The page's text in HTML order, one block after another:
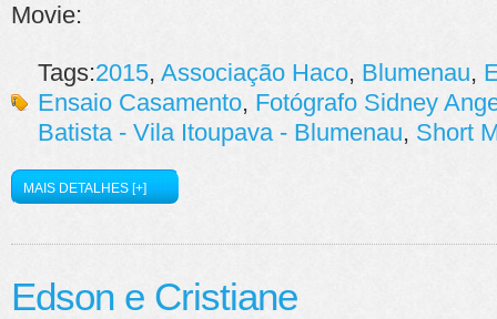
Movie:
Tags:2015, Associação Haco, Blumenau,
Ensaio Casamento, Fotógrafo Sidney
Batista - Vila Itoupava - Blumenau, Short
MAIS DETALHES [+]
Edson e Cristiane